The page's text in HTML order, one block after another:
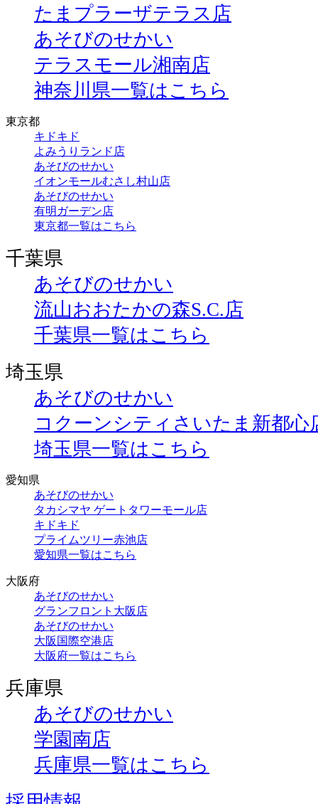
たまプラーザテラス店
あそびのせかい
テラスモール湘南店
神奈川県一覧はこちら
東京都
キドキド
よみうりランド店
あそびのせかい
イオンモールむさし村山店
あそびのせかい
有明ガーデン店
東京都一覧はこちら
千葉県
あそびのせかい
流山おおたかの森S.C.店
千葉県一覧はこちら
埼玉県
あそびのせかい
コクーンシティさいたま新都心
埼玉県一覧はこちら
愛知県
あそびのせかい
タカシマヤ ゲートタワーモール店
キドキド
プライムツリー赤池店
愛知県一覧はこちら
大阪府
あそびのせかい
グランフロント大阪店
あそびのせかい
大阪国際空港店
大阪府一覧はこちら
兵庫県
あそびのせかい
学園南店
兵庫県一覧はこちら